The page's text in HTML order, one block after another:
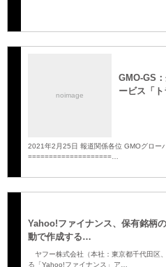
noimage
GMO-GS
ービス「
2021年2月25日 報道関係各位 GMOグロー
====================…
Yahoo!ファイナンス、保有銘柄
動で作成する…
ヤフー株式会社（本社：東京都千代田区
る「Yahoo!ファイナンス」ア…